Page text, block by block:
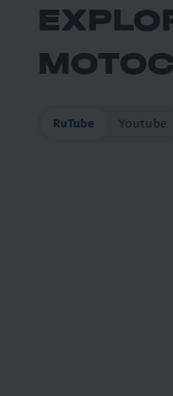
RuTube Youtube